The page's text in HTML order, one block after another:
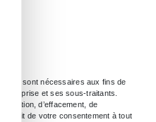
sont nécessaires aux fins de
et ses sous-traitants.
d’effacement, de
retrait de votre consentement à tout